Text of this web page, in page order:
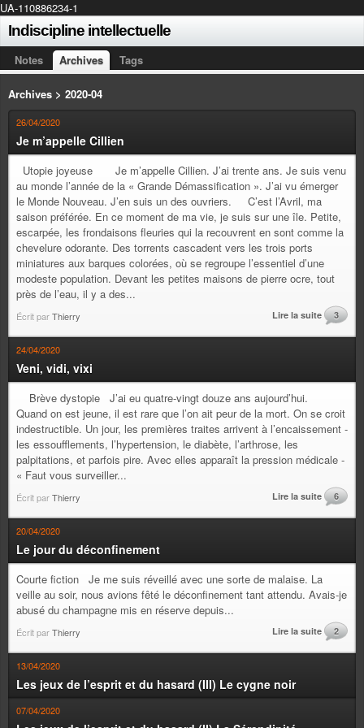
UA-110886234-1
Indiscipline intellectuelle
Notes Archives Tags
Archives > 2020-04
26/04/2020
Je m’appelle Cillien
Utopie joyeuse Je m’appelle Cillien. J’ai trente ans. Je suis venu
au monde l’année de la « Grande Démassification ». J’ai vu émerger
le Monde Nouveau. J’en suis un des ouvriers. C’est l’Avril, ma
saison préférée. En ce moment de ma vie, je suis sur une île. Petite,
escarpée, les frondaisons fleuries qui la recouvrent en sont comme la
chevelure odorante. Des torrents cascadent vers les trois ports
miniatures aux barques colorées, où se regroupe l’essentiel d’une
modeste population. Devant les petites maisons de pierre ocre, tout
près de l’eau, il y a des...
Écrit parThierry Lire la suite 3
24/04/2020
Veni, vidi, vixi
Brève dystopie J’ai eu quatre-vingt douze ans aujourd’hui.
Quand on est jeune, il est rare que l’on ait peur de la mort. On se croit
indestructible. Un jour, les premières traites arrivent à l’encaissement -
les essoufflements, l’hypertension, le diabète, l’arthrose, les
palpitations, et parfois pire. Avec elles apparaît la pression médicale -
« Faut vous surveiller...
Écrit parThierry Lire la suite 6
20/04/2020
Le jour du déconfinement
Courte fiction Je me suis réveillé avec une sorte de malaise. La
veille au soir, nous avions fêté le déconfinement tant attendu. Avais-je
abusé du champagne mis en réserve depuis...
Écrit parThierry Lire la suite 2
13/04/2020
Les jeux de l’esprit et du hasard (III) Le cygne noir
07/04/2020